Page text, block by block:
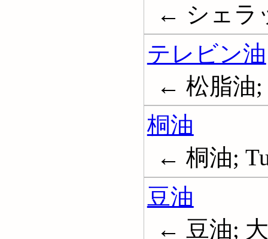
← シェラ
テレビン油
← 松脂油;
桐油
← 桐油;
豆油
← 豆油;